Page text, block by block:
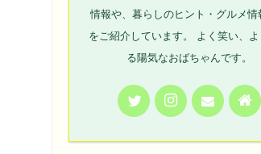
情報や、暮らしのヒント・グルメ情
をご紹介しています。 よく笑い、
る陽気なおばちゃんです。